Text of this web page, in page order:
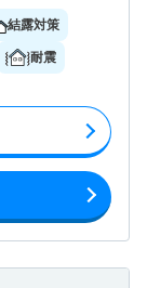
結露対策
耐震